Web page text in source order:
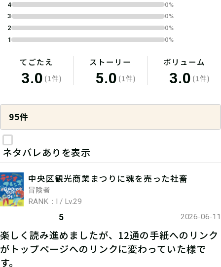
4
0%
3
0%
2
0%
1
0%
てごたえ
3.0 (1件)
ストーリー
5.0 (1件)
ボリューム
3.0 (1件)
95件
ネタバレありを表示
中央区観光商業まつりに魂を売った社畜
冒険者
RANK：I / Lv.29
5 2026-06-11
楽しく読み進めましたが、12通の手紙へのリンク
がトップページへのリンクに変わっていた様で
す。